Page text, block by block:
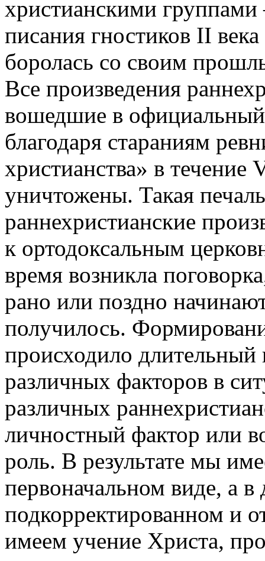
христианскими
писания гностиков II
боролась со своим
Все произведения
вошедшие в официальный
благодаря стараниям
христианства» в
уничтожены. Такая
раннехристианские
к ортодоксальным
время возникла
рано или поздно
получилось.
происходило
различных факторов в
различных
личностный фактор или
роль. В результате мы
первоначальном виде, а в
подкорректированном и
имеем учение Христа,